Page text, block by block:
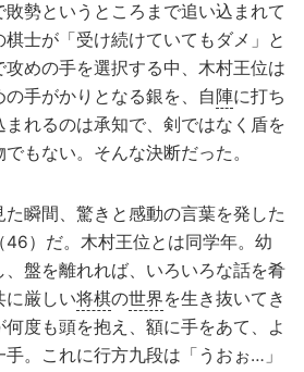
勢というところまで追い込まれて
士が「受け続けていてもダメ」と
攻めの手を選択する中、木村王位は
手がかりとなる銀を、自 陣に打ち
れるのは承知で、剣ではなく盾を
もない。そんな決断だった。
瞬間、驚きと感動の言葉を発した
）だ。木村王位とは同学年。幼
盤を離れれば、いろいろな話を肴
に厳しい将棋の世界を生き抜いてき
度も頭を抱え、額に手をあて、よ
。これに行方九段は「うおぉ…」